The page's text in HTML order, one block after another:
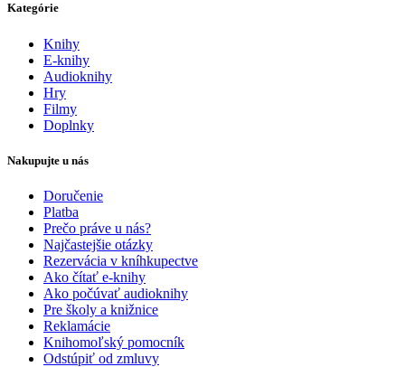
Kategórie
Knihy
E-knihy
Audioknihy
Hry
Filmy
Doplnky
Nakupujte u nás
Doručenie
Platba
Prečo práve u nás?
Najčastejšie otázky
Rezervácia v kníhkupectve
Ako čítať e-knihy
Ako počúvať audioknihy
Pre školy a knižnice
Reklamácie
Knihomoľský pomocník
Odstúpiť od zmluvy